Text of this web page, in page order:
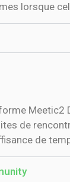
lorsque
de
de